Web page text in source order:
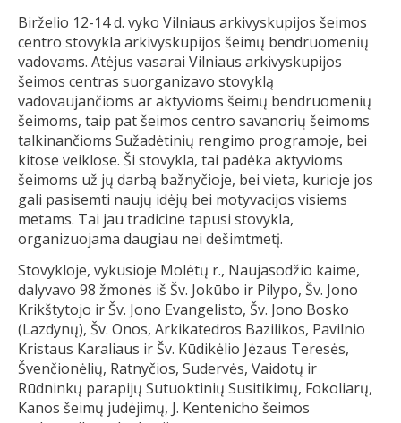
Birželio 12-14 d. vyko Vilniaus arkivyskupijos šeimos
centro stovykla arkivyskupijos šeimų bendruomenių
vadovams. Atėjus vasarai Vilniaus arkivyskupijos
šeimos centras suorganizavo stovyklą
vadovaujančioms ar aktyvioms šeimų bendruomenių
šeimoms, taip pat šeimos centro savanorių šeimoms
talkinančioms Sužadėtinių rengimo programoje, bei
kitose veiklose. Ši stovykla, tai padėka aktyvioms
šeimoms už jų darbą bažnyčioje, bei vieta, kurioje jos
gali pasisemti naujų idėjų bei motyvacijos visiems
metams. Tai jau tradicine tapusi stovykla,
organizuojama daugiau nei dešimtmetį.
Stovykloje, vykusioje Molėtų r., Naujasodžio kaime,
dalyvavo 98 žmonės iš Šv. Jokūbo ir Pilypo, Šv. Jono
Krikštytojo ir Šv. Jono Evangelisto, Šv. Jono Bosko
(Lazdynų), Šv. Onos, Arkikatedros Bazilikos, Pavilnio
Kristaus Karaliaus ir Šv. Kūdikėlio Jėzaus Teresės,
Švenčionėlių, Ratnyčios, Sudervės, Vaidotų ir
Rūdninkų parapijų Sutuoktinių Susitikimų, Fokoliarų,
Kanos šeimų judėjimų, J. Kentenicho šeimos